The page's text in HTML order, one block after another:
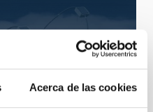
Acerca de las cookies